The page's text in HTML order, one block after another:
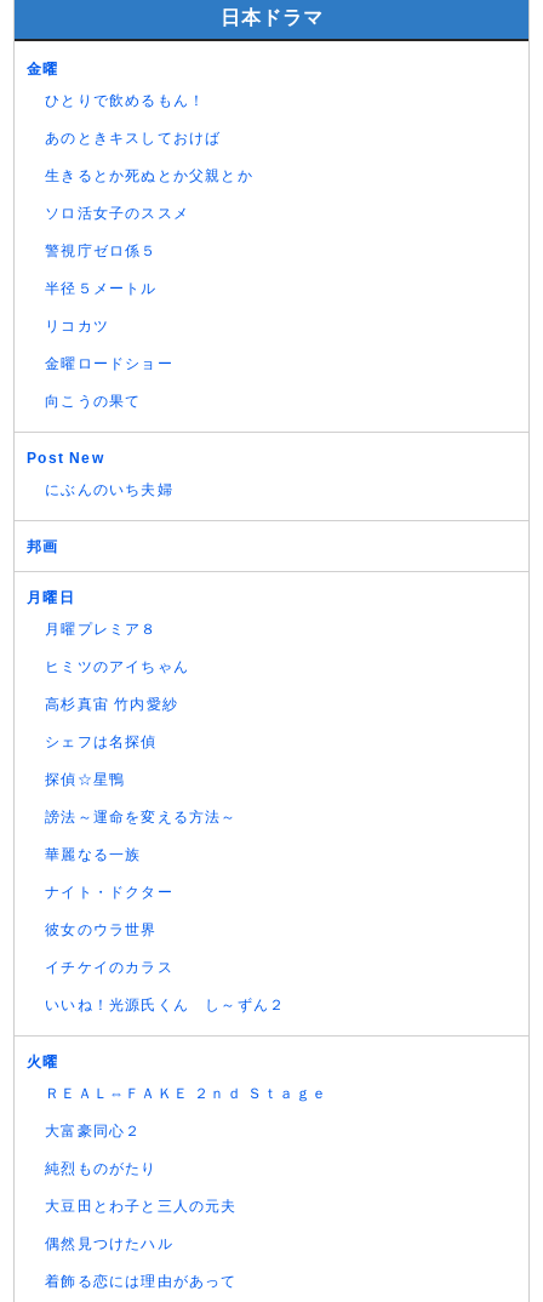
日本ドラマ
金曜
ひとりで飲めるもん！
あのときキスしておけば
生きるとか死ぬとか父親とか
ソロ活女子のススメ
警視庁ゼロ係５
半径５メートル
リコカツ
金曜ロードショー
向こうの果て
Post New
にぶんのいち夫婦
邦画
月曜日
月曜プレミア８
ヒミツのアイちゃん
高杉真宙 竹内愛紗
シェフは名探偵
探偵☆星鴨
謗法～運命を変える方法～
華麗なる一族
ナイト・ドクター
彼女のウラ世界
イチケイのカラス
いいね！光源氏くん し～ずん２
火曜
ＲＥＡＬ⇔ＦＡＫＥ ２ｎｄ Ｓｔａｇｅ
大富豪同心２
純烈ものがたり
大豆田とわ子と三人の元夫
偶然見つけたハル
着飾る恋には理由があって